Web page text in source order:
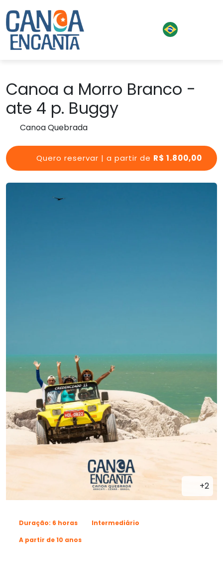
Canoa a Morro Branco -
ate 4 p. Buggy
Canoa Quebrada
Quero reservar | a partir de R$ 1.800,00
+2
Duração: 6 horas
Intermediário
A partir de 10 anos